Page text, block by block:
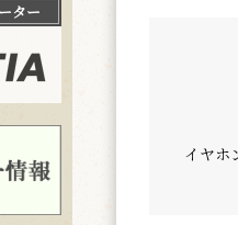
イヤホ
ター